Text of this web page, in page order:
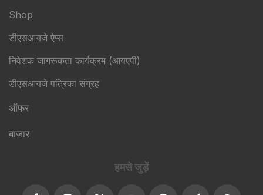
Shop
डीएसआयजे ऐप्स
निवेशक जागरूकता कार्यक्रम (आयएपी)
डीएसआयजे पत्रिका संग्रह
ऑफर
बाजार
हमसे जुड़ें